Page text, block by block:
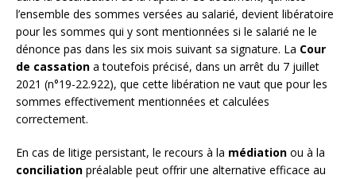
l’ensemble des sommes versées au salarié, devient libératoire
pour les sommes qui y sont mentionnées si le salarié ne le
dénonce pas dans les six mois suivant sa signature. La Cour
de cassation a toutefois précisé, dans un arrêt du 7 juillet
2021 (n°19-22.922), que cette libération ne vaut que pour les
sommes effectivement mentionnées et calculées
correctement.
En cas de litige persistant, le recours à la médiation ou à la
conciliation préalable peut offrir une alternative efficace au